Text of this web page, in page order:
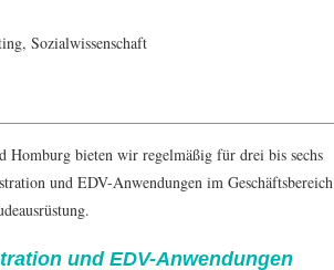
, Sozialwissenschaft
Homburg bieten wir regelmäßig für drei bis sechs
und EDV-Anwendungen im Geschäftsbereich
und EDV-Anwendungen